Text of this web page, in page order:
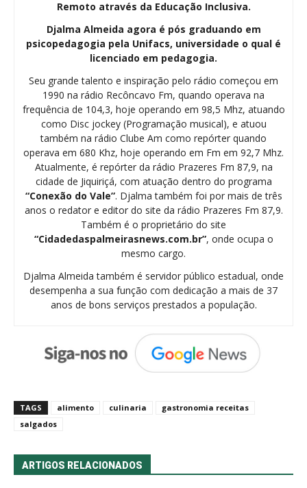
Remoto através da Educação Inclusiva.
Djalma Almeida agora é pós graduando em
psicopedagogia pela Unifacs, universidade o qual é
licenciado em pedagogia.
Seu grande talento e inspiração pelo rádio começou em
1990 na rádio Recôncavo Fm, quando operava na
frequência de 104,3, hoje operando em 98,5 Mhz, atuando
como Disc jockey (Programação musical), e atuou
também na rádio Clube Am como repórter quando
operava em 680 Khz, hoje operando em Fm em 92,7 Mhz.
Atualmente, é repórter da rádio Prazeres Fm 87,9, na
cidade de Jiquiriçá, com atuação dentro do programa
“Conexão do Vale”. Djalma também foi por mais de três
anos o redator e editor do site da rádio Prazeres Fm 87,9.
Também é o proprietário do site
“Cidadedaspalmeirasnews.com.br”, onde ocupa o
mesmo cargo.
Djalma Almeida também é servidor público estadual, onde
desempenha a sua função com dedicação a mais de 37
anos de bons serviços prestados a população.
TAGS alimento culinaria
gastronomia receitas
salgados
ARTIGOS RELACIONADOS